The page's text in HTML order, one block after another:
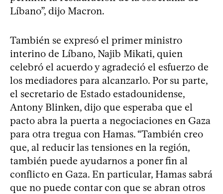
Líbano”, dijo Macron.
También se expresó el primer ministro
interino de Líbano, Najib Mikati, quien
celebró el acuerdo y agradeció el esfuerzo de
los mediadores para alcanzarlo. Por su parte,
el secretario de Estado estadounidense,
Antony Blinken, dijo que esperaba que el
pacto abra la puerta a negociaciones en Gaza
para otra tregua con Hamas. “También creo
que, al reducir las tensiones en la región,
también puede ayudarnos a poner fin al
conflicto en Gaza. En particular, Hamas sabrá
que no puede contar con que se abran otros